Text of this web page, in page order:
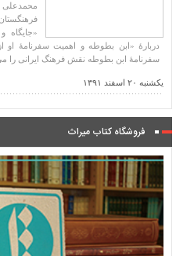
«جایگاه
دربارۀ «ابن بطوطه و اهمیت سفرنامۀ او
سفرنامۀ ابن بطوطه نقش فرهنگ ایرانی را می
یکشنبه ۲۰ اسفند ۱۳۹۱
فروشگاه کتاب میراث